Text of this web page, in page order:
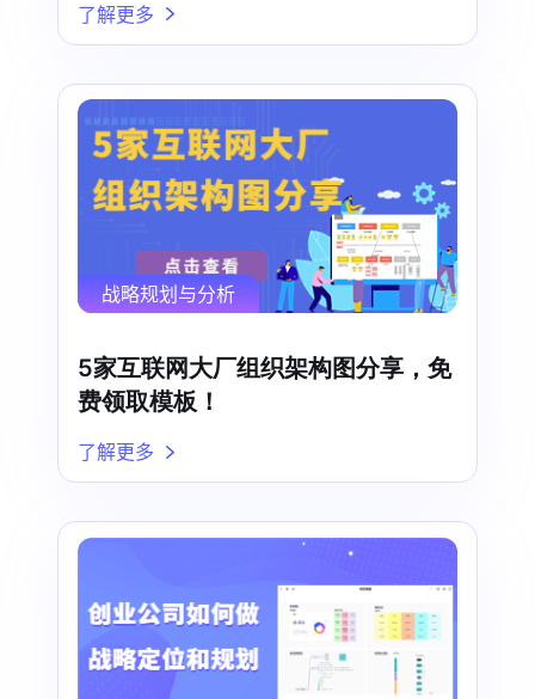
了解更多
战略规划与分析
5家互联网大厂组织架构图分享，免
费领取模板！
了解更多